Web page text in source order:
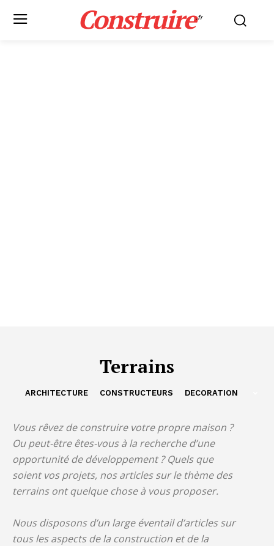
Construire.fr
Terrains
ARCHITECTURE CONSTRUCTEURS DECORATION
Vous rêvez de construire votre propre maison ?
Ou peut-être êtes-vous à la recherche d’une
opportunité de développement ? Quels que
soient vos projets, nos articles sur le thème des
terrains ont quelque chose à vous proposer.
Nous disposons d’un large éventail d’articles sur
tous les aspects de la construction et de la